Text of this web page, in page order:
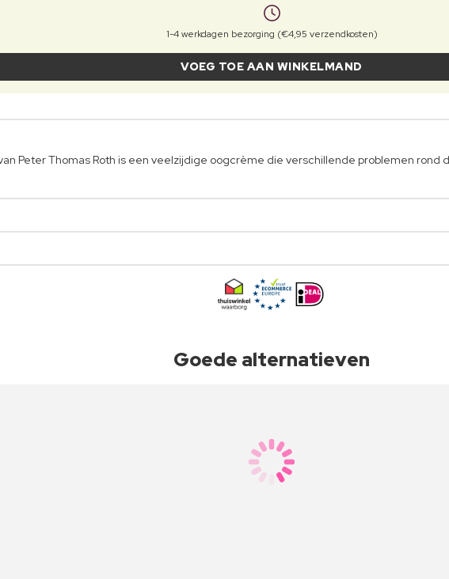
1-4 werkdagen bezorging (€4,95 verzendkosten)
VOEG TOE AAN WINKELMAND
Peter Thomas Roth is een veelzijdige oogcrème die verschillende problemen rond
Goede alternatieven